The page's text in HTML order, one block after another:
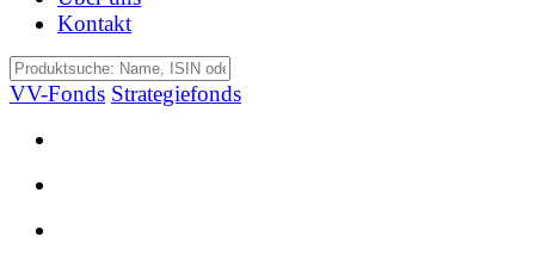
Kontakt
VV-Fonds Strategiefonds